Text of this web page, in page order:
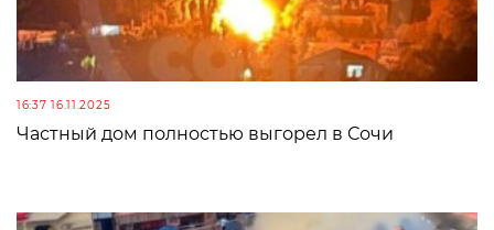
16:37 16.11.2025
Частный дом полностью выгорел в Сочи